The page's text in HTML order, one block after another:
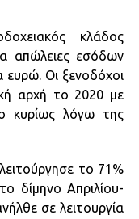
κλάδος
απώλειες εσόδων
ευρώ. Οι ξενοδόχοι
αρχή το 2020 με
κυρίως λόγω της
το 71%
δίμηνο Απριλίου-
σε λειτουργία